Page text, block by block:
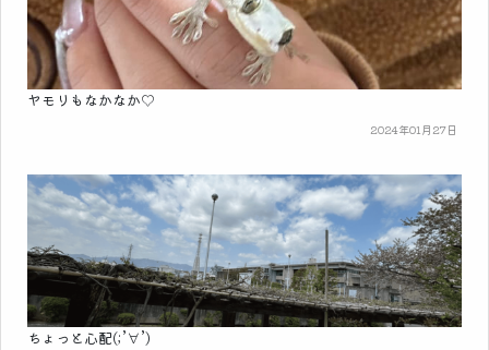
ヤモリもなかなか♡
2024年01月27日
ちょっと心配(;’∀’)